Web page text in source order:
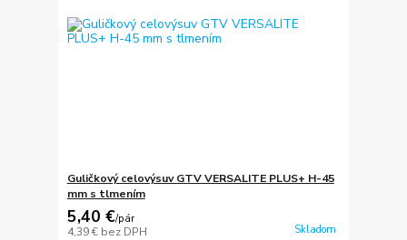
Guličkový celovýsuv GTV VERSALITE PLUS+ H-45
mm s tlmením
5,40 €/pár
4,39 € bez DPH Skladom